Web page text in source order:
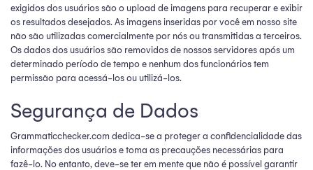
exigidos dos usuários são o upload de imagens para recuperar e exibir
os resultados desejados. As imagens inseridas por você em nosso site
não são utilizadas comercialmente por nós ou transmitidas a terceiros.
Os dados dos usuários são removidos de nossos servidores após um
determinado período de tempo e nenhum dos funcionários tem
permissão para acessá-los ou utilizá-los.
Segurança de Dados
Grammaticchecker.com dedica-se a proteger a confidencialidade das
informações dos usuários e toma as precauções necessárias para
fazê-lo. No entanto, deve-se ter em mente que não é possível garantir